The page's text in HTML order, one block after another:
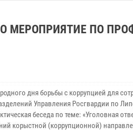
МЕРОПРИЯТИЕ ПО
дня борьбы с коррупцией для
Управления Росгвардии по
беседа по теме: «Уголовная
корыстной (коррупционной)